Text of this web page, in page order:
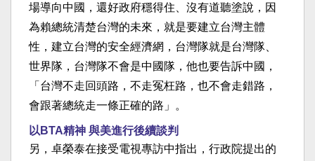
場導向中國，還好政府穩得住、沒有道聽塗說，因
為賴總統清楚台灣的未來，就是要建立台灣主體
性，建立台灣的安全經濟網，台灣隊就是台灣隊、
世界隊，台灣隊不會是中國隊，他也要告訴中國，
「台灣不走回頭路，不走冤枉路，也不會走錯路，
會跟著總統走一條正確的路」。
以BTA精神 與美進行後續談判
另，卓榮泰在接受電視專訪中指出，行政院提出的